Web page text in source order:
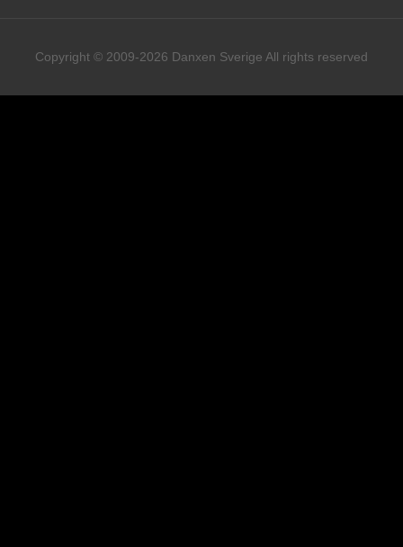
Copyright © 2009-2026 Danxen Sverige All rights reserved